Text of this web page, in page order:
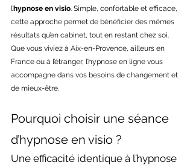
l’hypnose en visio. Simple, confortable et efficace,
cette approche permet de bénéficier des mêmes
résultats qu’en cabinet, tout en restant chez soi.
Que vous viviez à Aix-en-Provence, ailleurs en
France ou à l’étranger, l’hypnose en ligne vous
accompagne dans vos besoins de changement et
de mieux-être.
Pourquoi choisir une séance
d’hypnose en visio ?
Une efficacité identique à l’hypnose